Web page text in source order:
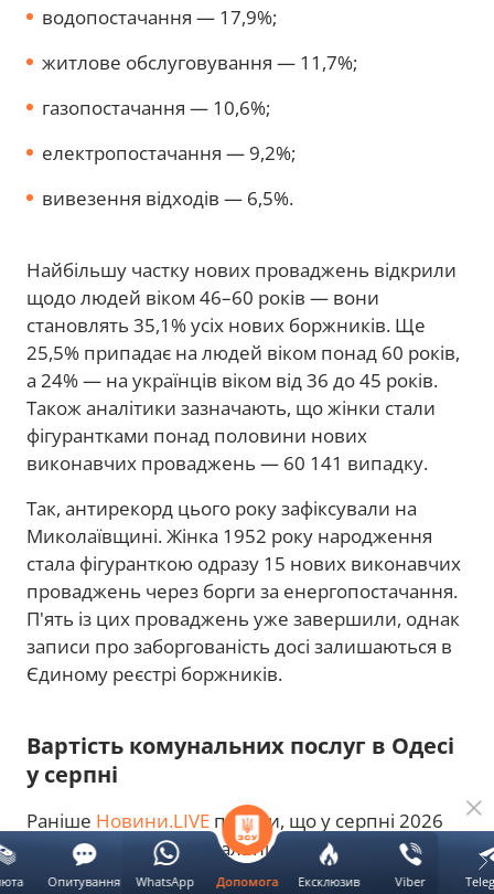
водопостачання — 17,9%;
житлове обслуговування — 11,7%;
газопостачання — 10,6%;
електропостачання — 9,2%;
вивезення відходів — 6,5%.
Найбільшу частку нових проваджень відкрили
щодо людей віком 46–60 років — вони
становлять 35,1% усіх нових боржників. Ще
25,5% припадає на людей віком понад 60 років,
а 24% — на українців віком від 36 до 45 років.
Також аналітики зазначають, що жінки стали
фігурантками понад половини нових
виконавчих проваджень — 60 141 випадку.
Так, антирекорд цього року зафіксували на
Миколаївщині. Жінка 1952 року народження
стала фігуранткою одразу 15 нових виконавчих
проваджень через борги за енергопостачання.
П'ять із цих проваджень уже завершили, однак
записи про заборгованість досі залишаються в
Єдиному реєстрі боржників.
Вартість комунальних послуг в Одесі
у серпні
Раніше Новини.LIVE писали, що у серпні 2026
року більшість комунальних тарифів для
одеситів залишиться без змін. Вартість
Допомога Ексклюзив Viber
Опитування WhatsApp